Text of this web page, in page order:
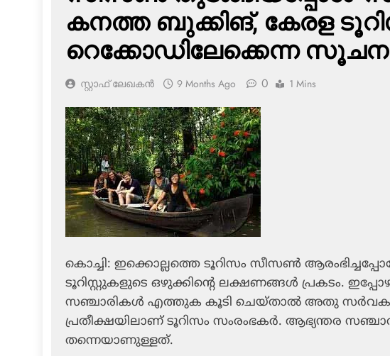
കനത്ത ബുക്കിങ്, കേരള
റെക്കോഡിലേക്കെന്ന
സ്റ്റാഫ് ലേഖകൻ 9 Months Ago 0 1 Mins
കൊച്ചി: ഇക്കൊല്ലത്തെ ടൂറിസം സീസണ്‍
ടൂറിസ്റ്റുകളുടെ ഒഴുക്കിന്റെ ലക്ഷണങ്ങള്‍ പ്രകടം.
സഞ്ചാരികള്‍ എത്തുക കൂടി ചെയ്താല്‍ അതു
പ്രതീക്ഷയിലാണ് ടൂറിസം സംരംഭകര്‍. ആഭ്യന്തര
തന്നെയാണുള്ളത്.